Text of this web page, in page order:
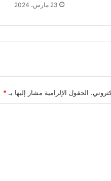
23 مارس، 2024
الحقول الإلزامية مشار إليها بـ*